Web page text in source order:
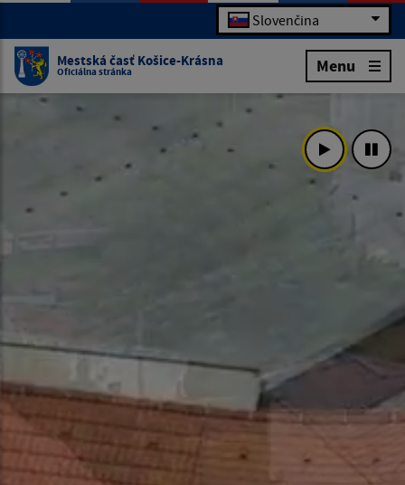
Slovenčina
Mestská časť Košice-Krásna
Oficiálna stránka Menu